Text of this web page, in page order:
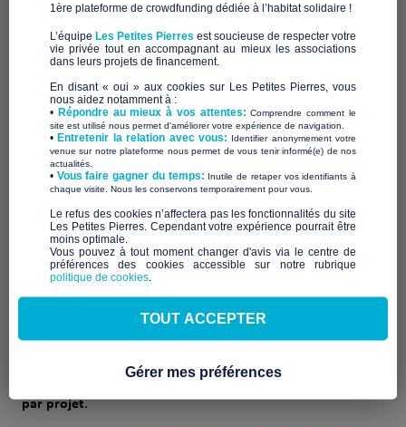
Un nouveau partenariat
solidaire : Les Petites Pierres et
la Fondation Eiffage s’unissent
pour la générosité de fin
d’année
pour les collaborateurs du Groupe Eiffage, Les Petites Pierres
est fier d’annoncer un nouveau partenariat avec
Fondation Eiffage, autour d’un dispositif de financement
participatif solidaire.
3 novembre au 2 décembre 2025, deux associations
financer des projets d’habitat solidaire, avec un
par projet.
1ère plateforme de crowdfunding dédiée à l’habitat solidaire !
L’équipe Les Petites Pierres est soucieuse de respecter votre
vie privée tout en accompagnant au mieux les associations
dans leurs projets de financement.
En disant « oui » aux cookies sur Les Petites Pierres, vous
nous aidez notamment à :
• Répondre au mieux à vos attentes:Comprendre comment le
site est utilisé nous permet d'améliorer votre expérience de navigation.
•Entretenir la relation avec vous: Identifier anonymement votre
venue sur notre plateforme nous permet de vous tenir informé(e) de nos
actualités.
​• Vous faire gagner du temps: Inutile de retaper vos identifiants à
chaque visite. Nous les conservons temporairement pour vous.
​Le refus des cookies n’affectera pas les fonctionnalités du site
Les Petites Pierres. Cependant votre expérience pourrait être
moins optimale.​
Vous pouvez à tout moment changer d'avis via le centre de
préférences des cookies accessible sur notre rubrique
politique de cookies
TOUT ACCEPTER
Gérer mes préférences